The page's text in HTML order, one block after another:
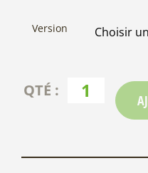
Version